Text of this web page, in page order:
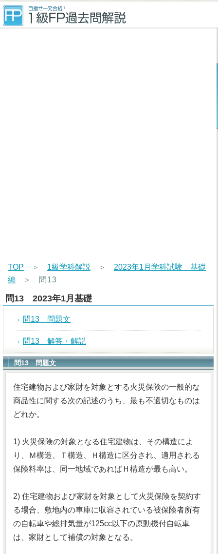
TOP ＞ 1級学科解説 ＞ 2023年1月学科試験 基礎
編 ＞ 問13
問13 2023年1月基礎
問13 問題文
問13 解答・解説
問13 問題文
住宅建物および家財を対象とする火災保険の一般的な
商品性に関する次の記述のうち、最も不適切なものは
どれか。
1) 火災保険の対象となる住宅建物は、その構造によ
り、Ｍ構造、Ｔ構造、Ｈ構造に区分され、適用される
保険料率は、同一地域であればＨ構造が最も高い。
2) 住宅建物および家財を対象として火災保険を契約す
る場合、敷地内の車庫に収容されている被保険者所有
の自転車や総排気量が125cc以下の原動機付自転車
は、家財として補償の対象となる。